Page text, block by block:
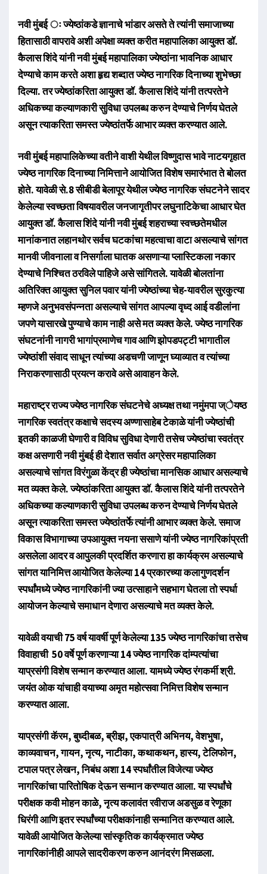
नवी मुंबई ः ज्येष्ठांकडे ज्ञानाचे भांडार असते ते त्यांनी समाजाच्या
हितासाठी वापरावे अशी अपेक्षा व्यक्त करीत महापालिका आयुक्त डॉ.
कैलास शिंदे यांनी नवी मुंबई महापालिका ज्येष्ठांना भावनिक आधार
देण्याचे काम करते अशा हृद्य शब्दात ज्येष्ठ नागरिक दिनाच्या शुभेच्छा
दिल्या. तर ज्येष्ठांकरिता आयुक्त डॉ. कैलास शिंदे यांनी तत्परतेने
अधिकच्या कल्याणकारी सुविधा उपलब्ध करुन देण्याचे निर्णय घेतले
असून त्याकरिता समस्त ज्येष्ठांतर्फे आभार व्यक्त करण्यात आले.
नवी मुंबई महापालिकेच्या वतीने वाशी येथील विष्णुदास भावे नाटयगृहात
ज्येष्ठ नागरिक दिनाच्या निमित्ताने आयोजित विशेष समारंभात ते बोलत
होते. यावेळी से.8 सीबीडी बेलापूर येथील ज्येष्ठ नागरिक संघटनेने सादर
केलेल्या स्वच्छता विषयावरील जनजागृतीपर लघुनाटिकेचा आधार घेत
आयुक्त डॉ. कैलास शिंदे यांनी नवी मुंबई शहराच्या स्वच्छतेमधील
मानांकनात लहानथोर सर्वच घटकांचा महत्वाचा वाटा असल्याचे सांगत
मानवी जीवनाला व निसर्गाला घातक असणाऱ्या प्लास्टिकला नकार
देण्याचे निश्चित ठरविले पाहिजे असे सांगितले. यावेळी बोलतांना
अतिरिक्त आयुक्त सुनिल पवार यांनी ज्येष्ठांच्या चेह-यावरील सुरकुत्या
म्हणजे अनुभवसंपन्नता असल्याचे सांगत आपल्या वृध्द आई वडीलांना
जपणे यासारखे पुण्याचे काम नाही असे मत व्यक्त केले. ज्येष्ठ नागरिक
संघटनांनी नागरी भागांप्रमाणेच गाव आणि झोपडपट्टी भागातील
ज्येष्ठांशी संवाद साधून त्यांच्या अडचणी जाणून घ्याव्यात व त्यांच्या
निराकरणासाठी प्रयत्न करावे असे आवाहन केले.
महाराष्ट्र राज्य ज्येष्ठ नागरिक संघटनेचे अध्यक्ष तथा नमुंमपा ज्ेयष्ठ
नागरिक स्वतंत्र कक्षाचे सदस्य अण्णासाहेब टेकाळे यांनी ज्येष्ठांची
इतकी काळजी घेणारी व विविध सुविधा देणारी तसेच ज्येष्ठांचा स्वतंत्र
कक्ष असणारी नवी मुंबई ही देशात सर्वात अग्रेसर महापालिका
असल्याचे सांगत विरंगुळा केंद्र ही ज्येष्ठांचा मानसिक आधार असल्याचे
मत व्यक्त केले. ज्येष्ठांकरिता आयुक्त डॉ. कैलास शिंदे यांनी तत्परतेने
अधिकच्या कल्याणकारी सुविधा उपलब्ध करुन देण्याचे निर्णय घेतले
असून त्याकरिता समस्त ज्येष्ठांतर्फे त्यांनी आभार व्यक्त केले. समाज
विकास विभागाच्या उपआयुक्त नयना ससाणे यांनी ज्येष्ठ नागरिकांप्रती
असलेला आदर व आपुलकी प्रदर्शित करणारा हा कार्यक्रम असल्याचे
सांगत यानिमित्त आयोजित केलेल्या 14 प्रकारच्या कलागुणदर्शन
स्पर्धांमध्ये ज्येष्ठ नागरिकांनी ज्या उत्साहाने सहभाग घेतला तो स्पर्धा
आयोजन केल्याचे समाधान देणारा असल्याचे मत व्यक्त केले.
यावेळी वयाची 75 वर्ष यावर्षी पूर्ण केलेल्या 135 ज्येष्ठ नागरिकांचा तसेच
विवाहाची 50 वर्षे पूर्ण करणाऱ्या 14 ज्येष्ठ नागरिक दांम्पत्यांचा
याप्रसंगी विशेष सन्मान करण्यात आला. यामध्ये ज्येष्ठ रंगकर्मी श्री.
जयंत ओक यांचाही वयाच्या अमृत महोत्सवा निमित्त विशेष सन्मान
करण्यात आला.
याप्रसंगी कॅरम, बुध्दीबळ, ब्रीझ, एकपात्री अभिनय, वेशभुषा,
काव्यवाचन, गायन, नृत्य, नाटीका, कथाकथन, हास्य, टेलिफोन,
टपाल पत्र लेखन, निबंध अशा 14 स्पर्धांतील विजेत्या ज्येष्ठ
नागरिकांचा पारितोषिक देऊन सन्मान करण्यात आला. या स्पर्धांचे
परीक्षक कवी मोहन काळे, नृत्य कलावंत रवीराज अडसुळ व रेणूका
धिरंगी आणि इतर स्पर्धांच्या परीक्षकांनाही सन्मानित करण्यात आले.
यावेळी आयोजित केलेल्या सांस्कृतिक कार्यक्रमात ज्येष्ठ
नागरिकांनीही आपले सादरीकरण करुन आनंदरंग मिसळला.